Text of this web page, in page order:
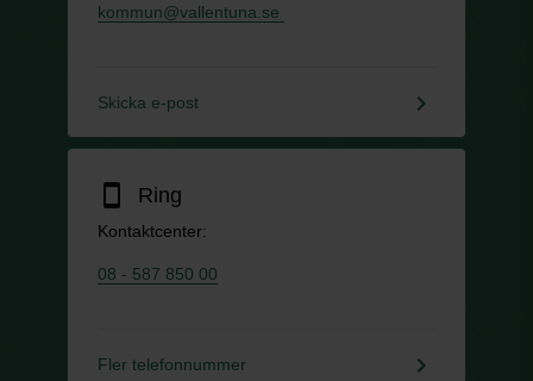
kommun@vallentuna.se
Skicka e-post keyboard_arrow_right
smartphone Ring
Kontaktcenter:
08 - 587 850 00
Fler telefonnummer keyboard_arrow_right